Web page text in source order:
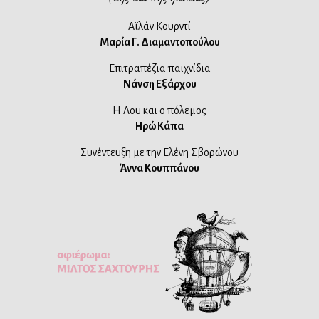
Aϊλάν Κουρντί
Μαρία Γ. Διαμαντοπούλου
Επιτραπέζια παιχνίδια
Νάνση Εξάρχου
Η Λου και ο πόλεμος
Ηρώ Κάπα
Συνέντευξη με την Ελένη Σβορώνου
Άννα Κουππάνου